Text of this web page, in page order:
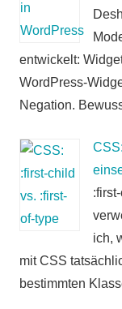
entwickelt:
WordPress-
Negation.
ich,
mit CSS
bestimmten